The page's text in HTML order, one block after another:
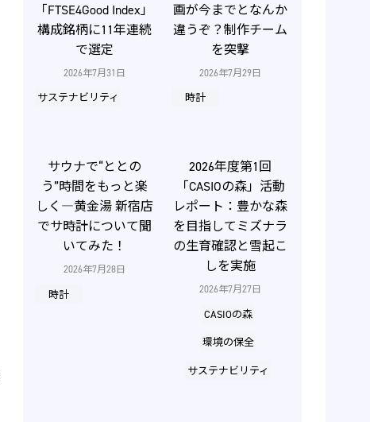
2026年7月31日
サステナビリティ
「FTSE4Good Index」
構成銘柄に11年連続
で選定
2026年7月29日
時計
画が今までとなんか
違うぞ？制作チーム
を突撃
2026年7月28日
時計
サウナで“ととの
う”時間をもっと楽
しく―黄金湯 新宿店
でサ時計について聞
いてみた！
2026年7月27日
CASIOの森
環境の保全
サステナビリティ
2026年度第1回
「CASIOの森」活動
レポート：豊かな森
を目指してミズナラ
の生育確認と雪起こ
しを実施